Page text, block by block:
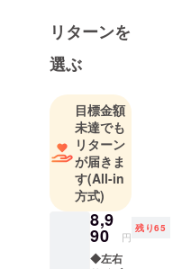
が多いアイ
テムです
が、「痛く
なければ本
当は履きた
い靴」もま
た、パンプ
スと答える
方が多いの
ではないで
しょうか。
リターンを
選ぶ
目標金額
未達でも
リターン
が届きま
す(All-in
方式)
8,9
90 円
残り65
◆左右